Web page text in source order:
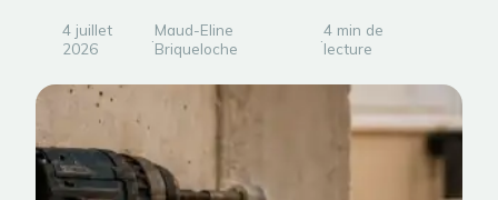
4 juillet
2026
·Maud-Eline
Briqueloche
·4 min de
lecture